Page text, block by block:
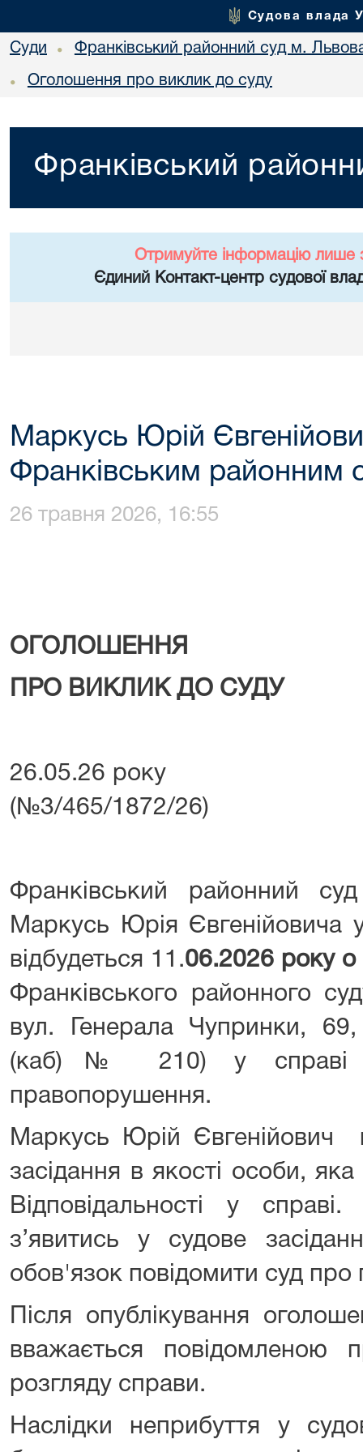
Судова влада
Суди • Франківський районний суд м.
• Оголошення про виклик до суду
Франківський
Отримуйте інформацію лише
Єдиний Контакт-центр судової
Маркусь Юрій
Франківським районним
26 травня 2026, 16:55
ОГОЛОШЕННЯ
ПРО ВИКЛИК ДО СУДУ
26.05.26 року
(№3/465/1872/26)
Франківський районний
Маркусь Юрія Євгенійовича
відбудеться 11.06.2026 року о
Франківського районного
вул. Генерала Чупринки,
(каб)№ 210) у справі
правопорушення.
Маркусь Юрій Євгенійович
засідання в якості особи,
Відповідальності у
з’явитись у судове
обов'язок повідомити суд про
Після опублікування
вважається повідомленою
розгляду справи.
Наслідки неприбуття у